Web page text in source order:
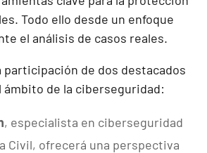
Todo ello desde un enfoque
el análisis de casos reales.
participación de dos destacados
ámbito de la ciberseguridad:
, especialista en ciberseguridad
Civil, ofrecerá una perspectiva